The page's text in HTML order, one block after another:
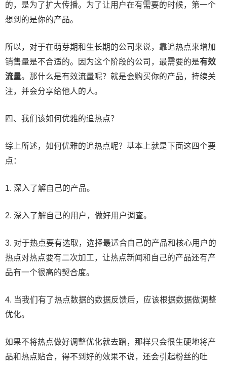
的，是为了扩大传播。为了让用户在有需要的时候，第一个
想到的是你的产品。
所以，对于在萌芽期和生长期的公司来说，靠追热点来增加
销售量是不合适的。因为这个阶段的公司，最需要的是有效
流量。那什么是有效流量呢？就是会购买你的产品，持续关
注，并会分享给他人的人。
四、我们该如何优雅的追热点？
综上所述，如何优雅的追热点呢？基本上就是下面这四个要
点：
1. 深入了解自己的产品。
2. 深入了解自己的用户，做好用户调查。
3. 对于热点要有选取，选择最适合自己的产品和核心用户的
热点对热点要有二次加工，让热点新闻和自己的产品还有产
品有一个很高的契合度。
4. 当我们有了热点数据的数据反馈后，应该根据数据做调整
优化。
如果不将热点做好调整优化就去蹭，那样只会很生硬地将产
品和热点贴合，得不到好的效果不说，还会引起粉丝的吐